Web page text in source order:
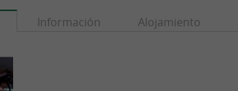
Información Alojamiento